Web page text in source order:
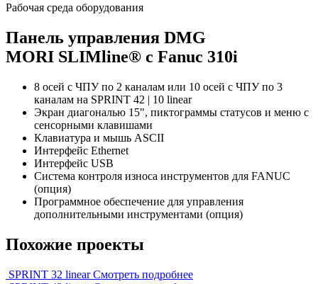
Рабочая среда оборудования
Панель управления DMG
MORI SLIMline® с Fanuc 310i
8 осей с ЧПУ по 2 каналам или 10 осей с ЧПУ по 3
каналам на SPRINT 42 | 10 linear
Экран диагональю 15", пиктограммы статусов и меню с
сенсорными клавишами
Клавиатура и мышь ASCII
Интерфейс Ethernet
Интерфейс USB
Система контроля износа инструментов для FANUC
(опция)
Программное обеспечение для управления
дополнительными инструментами (опция)
Похожие проекты
SPRINT 32 linear Смотреть подробнее